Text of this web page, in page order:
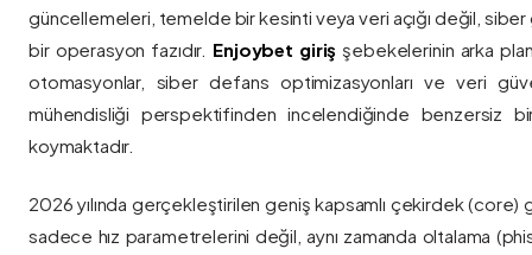
güncellemeleri, temelde bir kesinti veya veri açığı değil, siber
bir operasyon fazıdır. Enjoybet giriş şebekelerinin arka
otomasyonlar, siber defans optimizasyonları ve veri
mühendisliği perspektifinden incelendiğinde benzersiz
koymaktadır.
2026 yılında gerçekleştirilen geniş kapsamlı çekirdek
sadece hız parametrelerini değil, aynı zamanda oltalama